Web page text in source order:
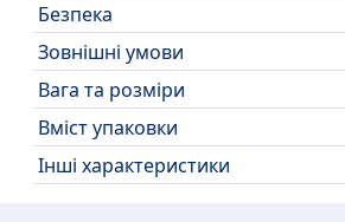
Безпека
Зовнішні умови
Вага та розміри
Вміст упаковки
Інші характеристики